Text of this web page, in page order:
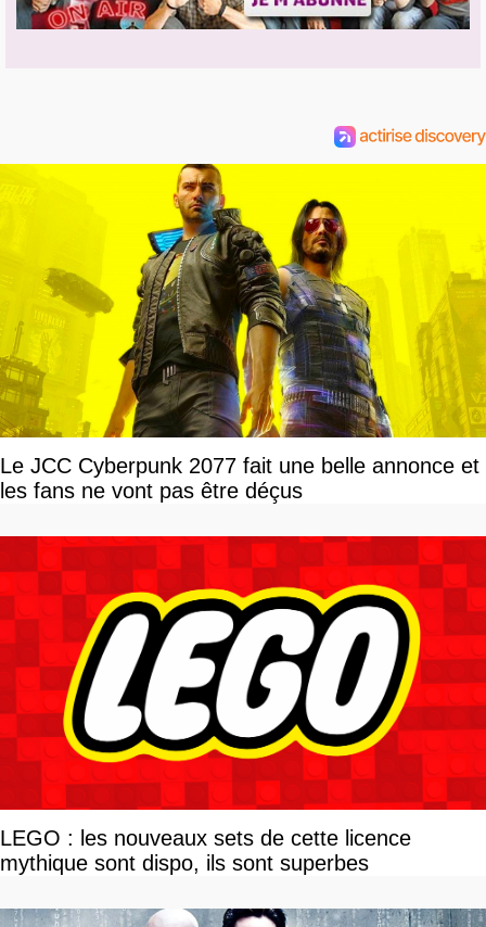
Le JCC Cyberpunk 2077 fait une belle annonce et
les fans ne vont pas être déçus
LEGO : les nouveaux sets de cette licence
mythique sont dispo, ils sont superbes